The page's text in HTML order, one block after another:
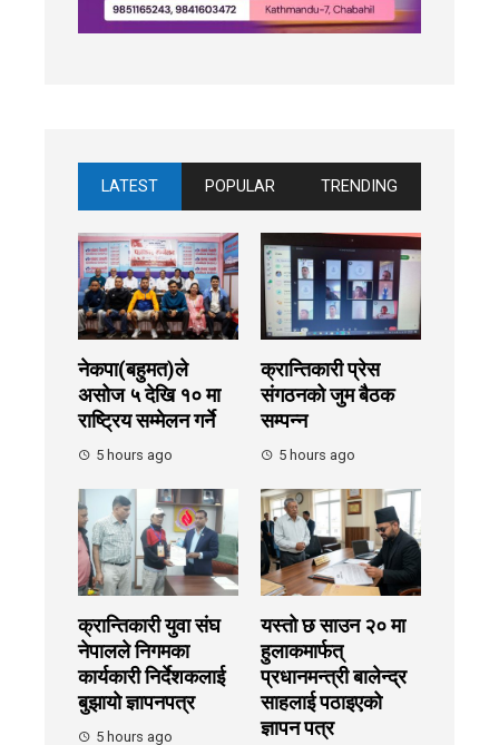
LATEST POPULAR TRENDING
नेकपा(बहुमत)ले
असोज ५ देखि १० मा
राष्ट्रिय सम्मेलन गर्ने
5 hours ago
क्रान्तिकारी प्रेस
संगठनको जुम बैठक
सम्पन्न
5 hours ago
क्रान्तिकारी युवा संघ
नेपालले निगमका
कार्यकारी निर्देशकलाई
बुझायाे ज्ञापनपत्र
5 hours ago
यस्तो छ साउन २० मा
हुलाकमार्फत्
प्रधानमन्त्री बालेन्द्र
साहलाई पठाइएको
ज्ञापन पत्र